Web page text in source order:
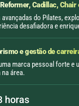
Cadillac,
do Pilates,
desafiadora e
e gestão de
marca pessoal forte e
área.
horas